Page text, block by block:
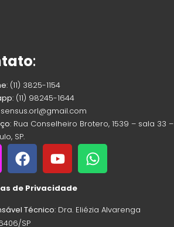
:
: (11) 3825-1154
: (11) 98245-1644
sensus.orl@gmail.com
: Rua Conselheiro Brotero, 1539 – sala 33 –
SP.
de Privacidade
Técnico: Dra. Eliézia Alvarenga
SP